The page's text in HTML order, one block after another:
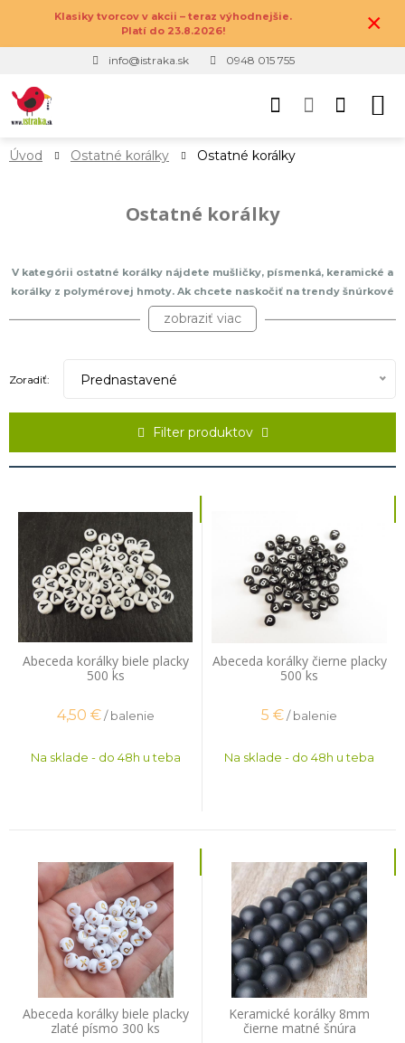
Klasiky tvorcov v akcii – teraz výhodnejšie.
Platí do 23.8.2026!
×
info@istraka.sk 0948 015 755
Úvod Ostatné korálky Ostatné korálky
Ostatné korálky
V kategórii ostatné korálky nájdete mušličky, písmenká, keramické a
korálky z polymérovej hmoty. Ak chcete naskočiť na trendy šnúrkové
náramky s mušličkami, ste tu správne. Všetko čo potrebujete sú
mušličky, nylonová alebo saténová šnúrka, možno nejaká ozdobka
čo takto náhrdelník pripomínajúci tie, čo nosia ľudia na Havaji? Neboj
na neelastický silon, prípadne poplastované lanko, pridáš prívesok
do stredu, zakončíš ukončovacím setom a dodáš svojmu vzhľadu
zobraziť viac
Filter produktov
Zoradiť: Prednastavené
Abeceda korálky biele placky
500 ks
4,50 € / balenie
Na sklade - do 48h u teba
Abeceda korálky čierne placky
500 ks
5 €/ balenie
Na sklade - do 48h u teba
Abeceda korálky biele placky
zlaté písmo 300 ks
Keramické korálky 8mm
čierne matné šnúra